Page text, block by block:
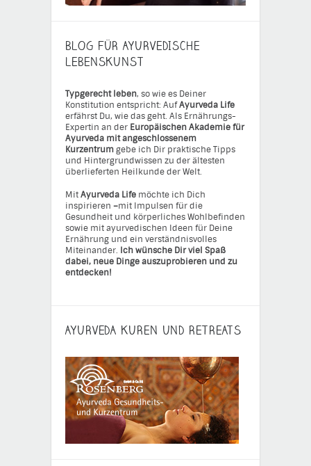
BLOG FÜR AYURVEDISCHE
LEBENSKUNST
Typgerecht leben, so wie es Deiner
Konstitution entspricht: AufAyurveda Life
erfährst Du, wie das geht. Als Ernährungs-
Expertin an der Europäischen Akademie für
Ayurveda mit angeschlossenem
Kurzentrumgebe ich Dir praktische Tipps
und Hintergrundwissen zu der ältesten
überlieferten Heilkunde der Welt.
MitAyurveda Life möchte ich Dich
inspirieren –mit Impulsen für die
Gesundheit und körperliches Wohlbefinden
sowie mit ayurvedischen Ideen für Deine
Ernährung und ein verständnisvolles
Miteinander. Ich wünsche Dir viel Spaß
dabei, neue Dinge auszuprobieren und zu
entdecken!
AYURVEDA KUREN UND RETREATS